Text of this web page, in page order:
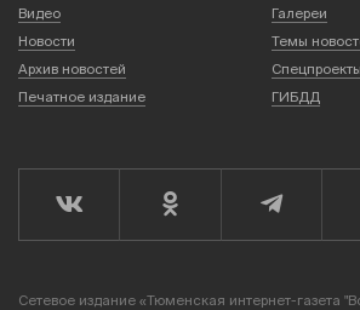
Видео
Галереи
Новости
Темы
Архив новостей
Спецпроекты
Печатное издание
ГИБДД
Сетевое издание «Тюменская интернет-газета